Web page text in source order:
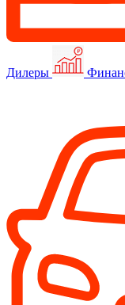
Дилеры